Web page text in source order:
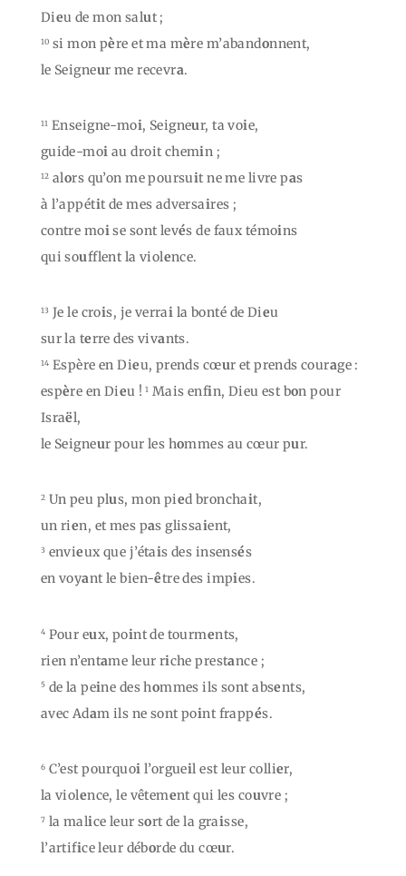
Dieu de mon salut ;
10 si mon père et ma mère m’abandonnent,
le Seigneur me recevra.
11 Enseigne-moi, Seigneur, ta voie,
guide-moi au droit chemin ;
12 alors qu’on me poursuit ne me livre pas
à l’appétit de mes adversaires ;
contre moise sont levés de faux témoins
qui soufflent la violence.
13 Je le crois, je verrai la bonté de Dieu
sur la terre des vivants.
14 Espère en Dieu, prends cœur et prends courage :
espère en Dieu ! 1 Mais enfin, Dieu est bon pour
Israël,
le Seigneur pour les hommes au cœur pur.
2 Un peu plus, mon pied bronchait,
un rien, et mes pas glissaient,
3 envieux que j’étais des insensés
en voyant le bien-être des impies.
4 Pour eux, point de tourments,
rien n’entame leur riche prestance ;
5 de la peine des hommes ils sont absents,
avec Adam ils ne sont point frappés.
6 C’est pourquoi l’orgueil est leur collier,
la violence, le vêtement qui les couvre ;
7 la malice leur sort de la graisse,
l’artifice leur déborde du cœur.